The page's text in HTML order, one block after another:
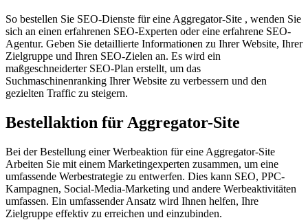
So bestellen Sie SEO-Dienste für eine Aggregator-Site , wenden Sie
sich an einen erfahrenen SEO-Experten oder eine erfahrene SEO-
Agentur. Geben Sie detaillierte Informationen zu Ihrer Website, Ihrer
Zielgruppe und Ihren SEO-Zielen an. Es wird ein
maßgeschneiderter SEO-Plan erstellt, um das
Suchmaschinenranking Ihrer Website zu verbessern und den
gezielten Traffic zu steigern.
Bestellaktion für Aggregator-Site
Bei der Bestellung einer Werbeaktion für eine Aggregator-Site
Arbeiten Sie mit einem Marketingexperten zusammen, um eine
umfassende Werbestrategie zu entwerfen. Dies kann SEO, PPC-
Kampagnen, Social-Media-Marketing und andere Werbeaktivitäten
umfassen. Ein umfassender Ansatz wird Ihnen helfen, Ihre
Zielgruppe effektiv zu erreichen und einzubinden.